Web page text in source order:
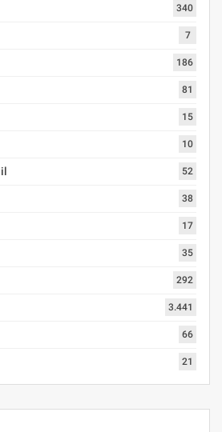
340
7
186
81
15
10
52
38
17
35
292
3.441
66
21